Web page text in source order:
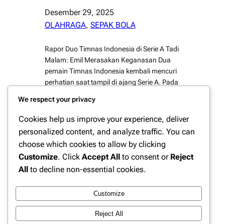
Desember 29, 2025
OLAHRAGA, SEPAK BOLA
Rapor Duo Timnas Indonesia di Serie A Tadi
Malam: Emil Merasakan Keganasan Dua
pemain Timnas Indonesia kembali mencuri
perhatian saat tampil di ajang Serie A. Pada
malam, performa mereka menjadi sorotan,
terutama kiper Emil Audero yang harus
menghadapi tekanan luar biasa dari lini
serang lawan. Laga tersebut menjadi ujian
berat sekaligus…
Instagram
Facebook
X
We respect your privacy
Cookies help us improve your experience, deliver
personalized content, and analyze traffic. You can
choose which cookies to allow by clicking
Customize. Click Accept All to consent or Reject
All to decline non-essential cookies.
Customize
Reject All